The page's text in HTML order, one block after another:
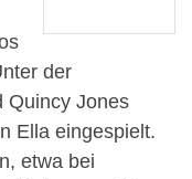
der
Quincy Jones
Ella eingespielt.
etwa bei